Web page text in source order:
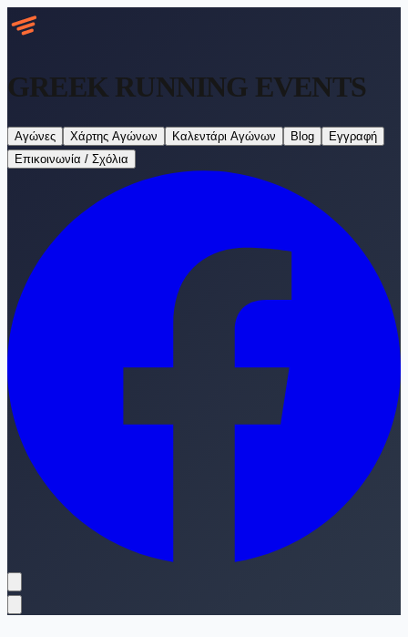
GREEK RUNNING EVENTS
Αγώνες Χάρτης Αγώνων Καλεντάρι Αγώνων Blog
Εγγραφή
Επικοινωνία / Σχόλια